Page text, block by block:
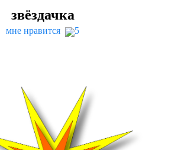
звёздачка
мне нравится 5